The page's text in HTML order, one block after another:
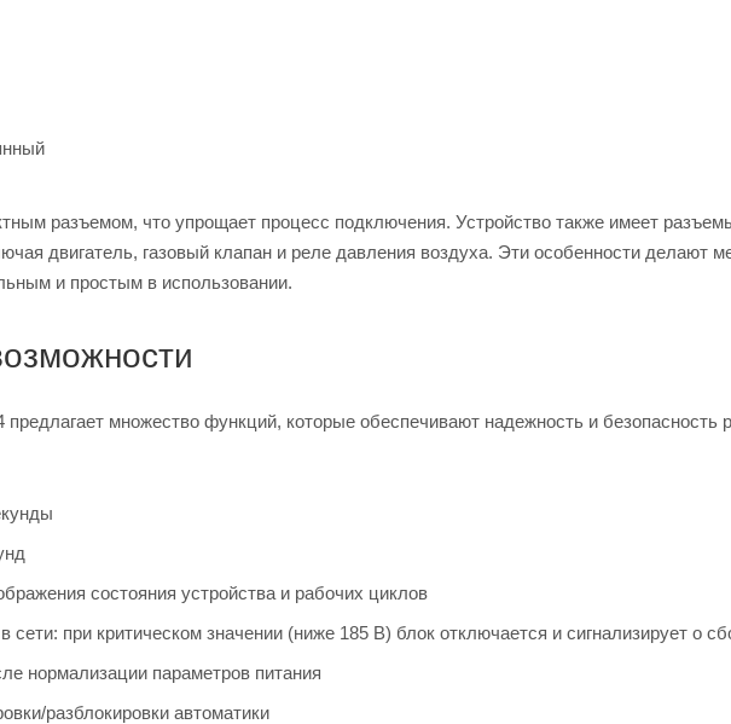
разъемом, что упрощает процесс подключения. Устройство также имеет
двигатель, газовый клапан и реле давления воздуха. Эти особенности делают
и простым в использовании.
множество функций, которые обеспечивают надежность и безопасность
состояния устройства и рабочих циклов
сети: при критическом значении (ниже 185 В) блок отключается и сигнализирует о
нормализации параметров питания
разблокировки автоматики